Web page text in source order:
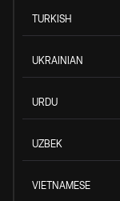
TURKISH
UKRAINIAN
URDU
UZBEK
VIETNAMESE